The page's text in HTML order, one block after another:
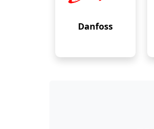
Danfoss